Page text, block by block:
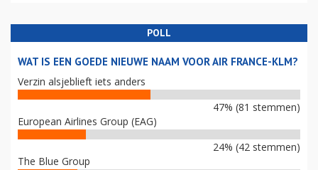
POLL
WAT IS EEN GOEDE NIEUWE NAAM VOOR AIR FRANCE-KLM?
Verzin alsjeblieft iets anders
47% (81 stemmen)
European Airlines Group (EAG)
24% (42 stemmen)
The Blue Group